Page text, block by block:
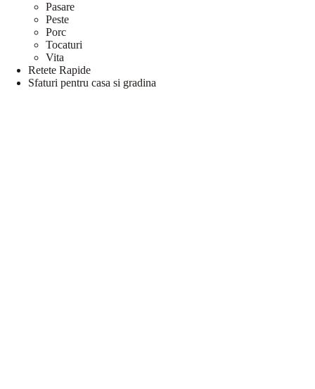
Pasare
Peste
Porc
Tocaturi
Vita
Retete Rapide
Sfaturi pentru casa si gradina